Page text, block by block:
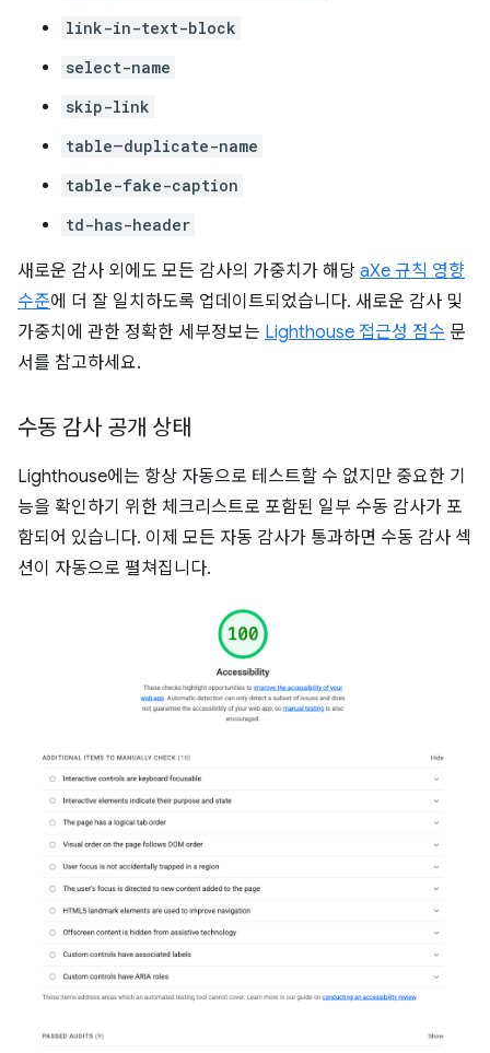
link-in-text-block
select-name
skip-link
table–duplicate-name
table-fake-caption
td-has-header
새로운 감사 외에도 모든 감사의 가중치가 해당 aXe 규칙 영향
수준에 더 잘 일치하도록 업데이트되었습니다. 새로운 감사 및
가중치에 관한 정확한 세부정보는 Lighthouse 접근성 점수 문
서를 참고하세요.
수동 감사 공개 상태
Lighthouse에는 항상 자동으로 테스트할 수 없지만 중요한 기
능을 확인하기 위한 체크리스트로 포함된 일부 수동 감사가 포
함되어 있습니다. 이제 모든 자동 감사가 통과하면 수동 감사 섹
션이 자동으로 펼쳐집니다.